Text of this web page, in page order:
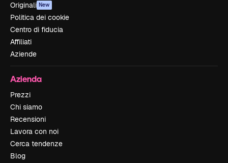
Originali New
Politica dei cookie
Centro di fiducia
Affiliati
Aziende
Azienda
Prezzi
Chi siamo
Recensioni
Lavora con noi
Cerca tendenze
Blog